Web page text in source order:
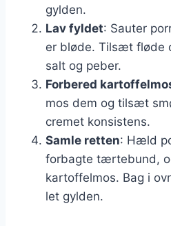
gylden.
Lav fyldet: Sauter
er bløde. Tilsæt fløde
salt og peber.
Forbered
mos dem og tilsæt
cremet konsistens.
Samle retten: Hæld
forbagte tærtebund,
kartoffelmos. Bag i
let gylden.